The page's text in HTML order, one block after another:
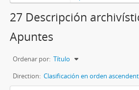
27 Descripción
Apuntes
Ordenar por: Título
Direction: Clasificación en orden